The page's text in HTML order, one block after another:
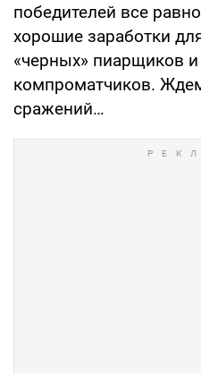
победителей все
хорошие заработки
«черных» пиарщиков
компроматчиков.
сражений…